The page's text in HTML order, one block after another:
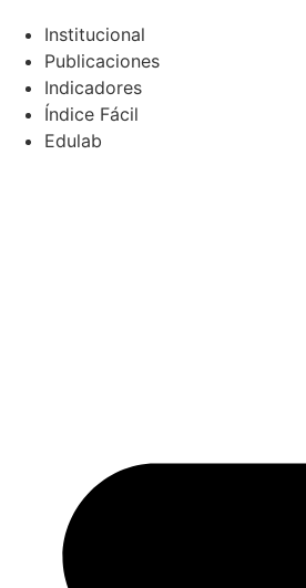
content
Institucional
Publicaciones
Indicadores
Índice Fácil
Edulab